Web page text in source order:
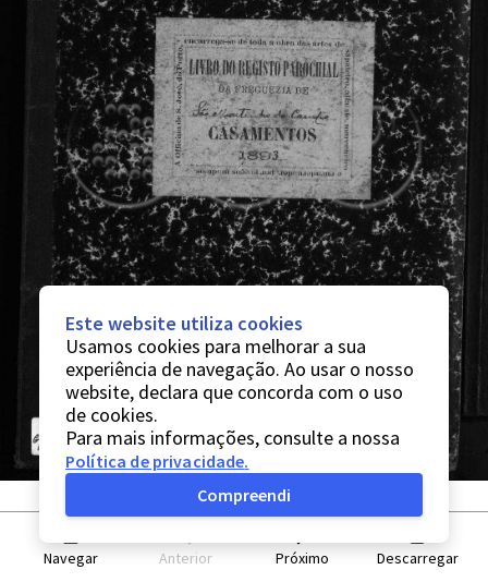
Navegar Anterior Próximo Descarregar
Este website utiliza cookies
Usamos cookies para melhorar a sua
experiência de navegação. Ao usar o nosso
website, declara que concorda com o uso
de cookies.
Para mais informações, consulte a nossa
Política de privacidade.
Compreendi